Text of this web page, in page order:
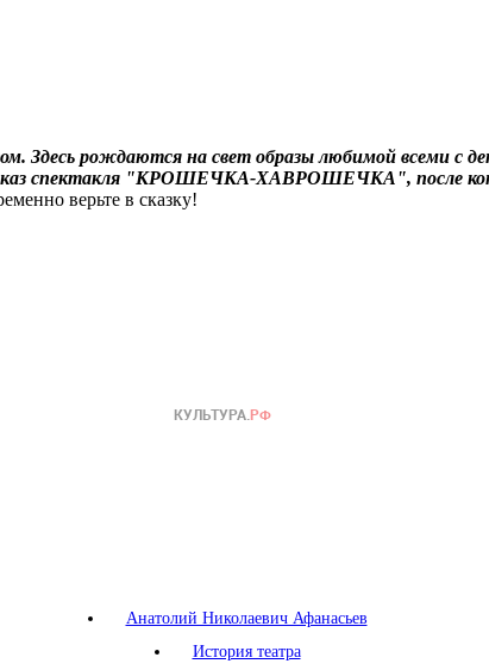
Здесь рождаются на свет образы любимой всеми с
спектакля "КРОШЕЧКА-ХАВРОШЕЧКА", после
верьте в сказку!
Анатолий Николаевич Афанасьев
История театра